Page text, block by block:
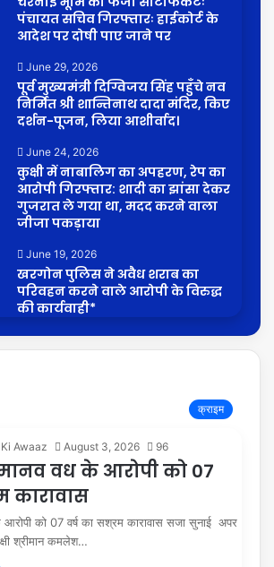
पंचायत सचिव गिरफ्तारः हाईकोर्ट के
आदेश पर दोषी पाए जाने पर
June 29, 2026
पूर्व मुख्यमंत्री दिग्विजय सिंह पहुँचे नव
निर्मित श्री शान्तिनाथ दादा मंदिर, किए
दर्शन-पूजन, लिया आशीर्वाद।
June 24, 2026
कुक्षी में नाबालिग का अपहरण, रेप का
आरोपी गिरफ्तार: शादी का झांसा देकर
गुजरात ले गया था, मदद करने वाला
जीजा पकड़ाया
June 19, 2026
खरगोन पुलिस ने अवैध शराब का
परिवहन करने वाले आरोपी के विरुद्ध
की कार्यवाही*
क्राइम
Awaaz August 3, 2026 96
वध के आरोपी को 07
कारावास
को 07 वर्ष का सश्रम कारावास सजा सुनाई अपर
श्रीमान कमलेश…